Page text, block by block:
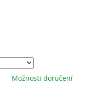
Možnosti doručení